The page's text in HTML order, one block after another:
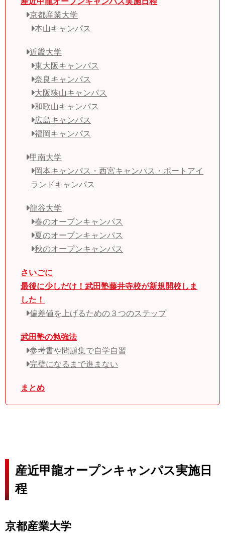
京都産業大学
本山キャンパス
近畿大学
東大阪キャンパス
奈良キャンパス
大阪狭山キャンパス
和歌山キャンパス
広島キャンパス
福岡キャンパス
甲南大学
岡本キャンパス・西宮キャンパス・ポートアイ
ランドキャンパス
龍谷大学
春のオープンキャンパス
夏のオープンキャンパス
秋のオープンキャンパス
さいごに
最後に少しだけ！武田塾藤井寺校が新規開校しま
した！
偏差値を上げるための３つのステップ
武田塾の勉強法
参考書や問題集で自学自習
完璧になるまで進まない
まとめ
産近甲龍オープンキャンパス実施日
程
京都産業大学